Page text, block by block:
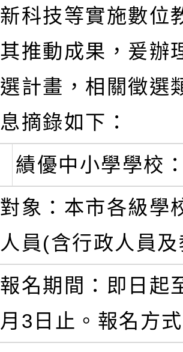
新科技等實施數位
其推動成果，爰辦
選計畫，相關徵選
息摘錄如下：
績優中小學學校
對象：本市各級學
人員(含行政人員
報名期間：即日起
月3日止。報名方